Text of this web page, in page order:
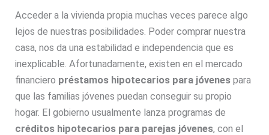
Acceder a la vivienda propia muchas veces parece algo
lejos de nuestras posibilidades. Poder comprar nuestra
casa, nos da una estabilidad e independencia que es
inexplicable. Afortunadamente, existen en el mercado
financiero préstamos hipotecarios para jóvenes para
que las familias jóvenes puedan conseguir su propio
hogar. El gobierno usualmente lanza programas de
créditos hipotecarios para parejas jóvenes, con el